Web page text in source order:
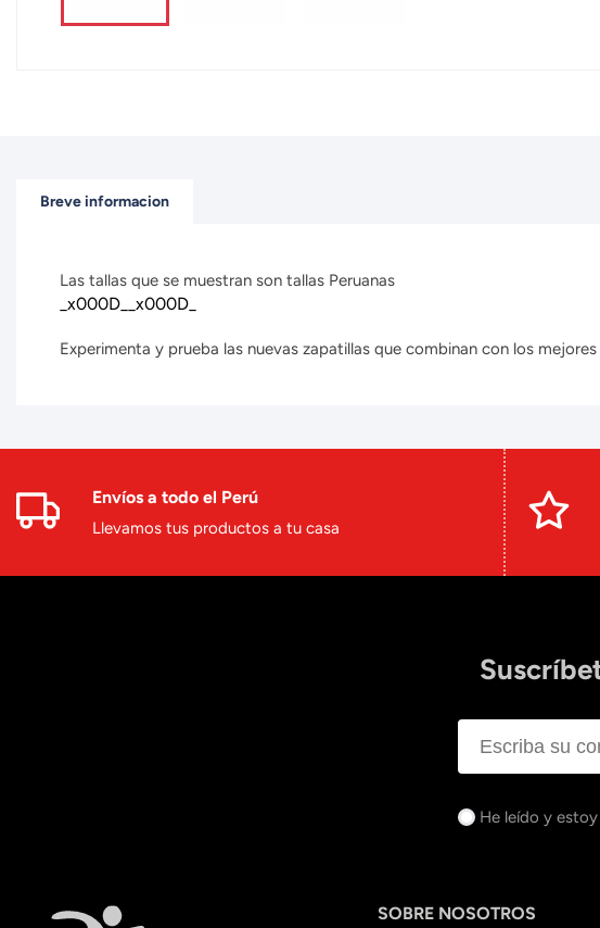
Breve informacion
Las tallas que se muestran son tallas Peruanas
_x000D__x000D_
Experimenta y prueba las nuevas zapatillas que combinan con los
Envíos a todo el Perú
Llevamos tus productos a tu casa
He leído y
SOBRE NOSOTROS